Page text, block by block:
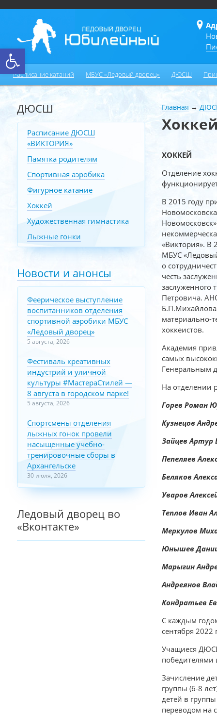
Открыть панель инструментов
Расписание катаний МБУС «Ледовый дворец» ДЮСШ
Главная →
ХОККЕЙ
Отделение
В 2015 году
«Виктория». В
МБУС
о
честь
заслуженного
Петровича.
материально-
хоккеистов.
Академия
самых
Генеральным
На отделении
Горев Роман
Кузнецов
Зайцев Артур
Пепеляев
Беляков
Уваров
Теплов Иван
Меркулов
Юнышев
Марыгин
Андреянов
Кондратьев
С каждым
сентября 2022
Учащиеся
победителями
Зачисление
группы (6-8
детей в
переводом на
ДЮСШ
Расписание ДЮСШ
«ВИКТОРИЯ»
Памятка родителям
Спортивная аэробика
Фигурное катание
Хоккей
Художественная гимнастика
Лыжные гонки
Новости и анонсы
Феерическое выступление
воспитанников отделения
спортивной аэробики МБУС
«Ледовый дворец»
5 августа, 2026
Фестиваль креативных
индустрий и уличной
культуры #МастераСтилей —
8 августа в городском парке!
5 августа, 2026
Спортсмены отделения
лыжных гонок провели
насыщенные учебно-
тренировочные сборы в
Архангельске
30 июля, 2026
Ледовый дворец во
«Вконтакте»